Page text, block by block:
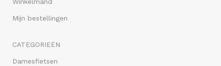
Mijn bestellingen
CATEGORIEËN
Damesfietsen